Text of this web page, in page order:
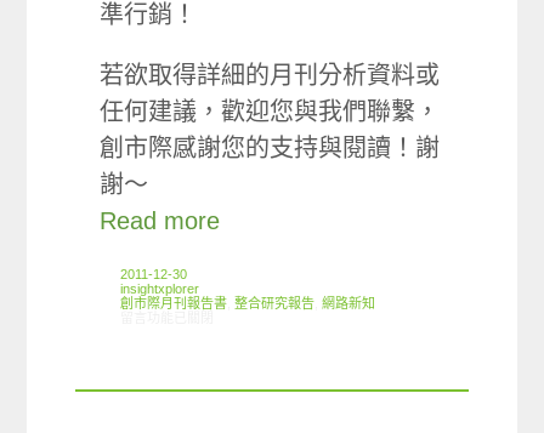
準行銷！
若欲取得詳細的月刊分析資料或
任何建議，歡迎您與我們聯繫，
創市際感謝您的支持與閱讀！謝
謝～
Read more
2011-12-30
insightxplorer
創市際月刊報告書 ,整合研究報告 ,網路新知